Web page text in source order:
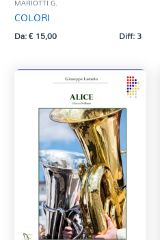
MARIOTTI G.
COLORI
Da:€15,00 Diff: 3